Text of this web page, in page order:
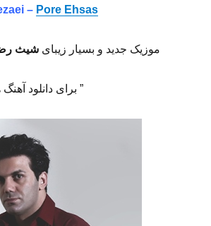
– Pore Ehsas
موزیک جدید و بسیار زیبای شیث
” برای دانلود